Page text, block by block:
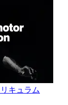
キュラム